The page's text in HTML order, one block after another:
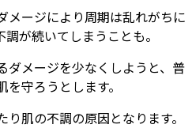
メージにより周期は乱れがちに
が続いてしまうことも。
ダメージを少なくしようと、普
守ろうとします。
肌の不調の原因となります。